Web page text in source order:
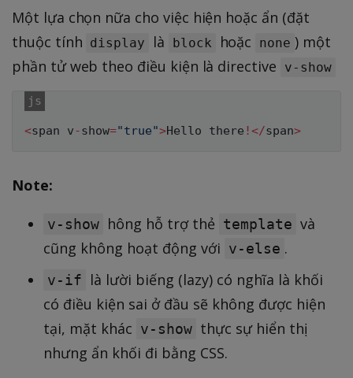
Một lựa chọn nữa cho việc hiện hoặc ẩn (đặt
thuộc tính display là block hoặc none ) một
phần tử web theo điều kiện là directive
v-show
<span v-show="true">Hello there !</span>
Note:
v-show hông hỗ trợ thẻ template và
cũng không hoạt động với v-else .
v-if
là lười biếng (lazy) có nghĩa là khối
có điều kiện sai ở đầu sẽ không được hiện
tại, mặt khác v-show thực sự hiển thị
nhưng ẩn khối đi bằng CSS.